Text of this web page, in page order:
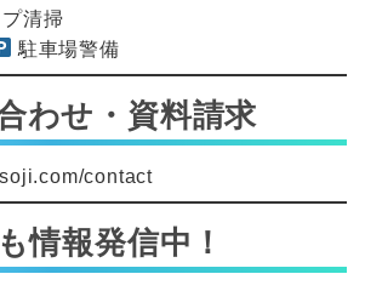
プ清掃
駐車場警備
わせ・資料請求
contact
情報発信中！